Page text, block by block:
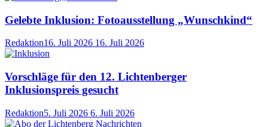
Gelebte Inklusion: Fotoausstellung „Wunschkind“
Redaktion16. Juli 2026 16. Juli 2026
Vorschläge für den 12. Lichtenberger
Inklusionspreis gesucht
Redaktion5. Juli 2026 6. Juli 2026